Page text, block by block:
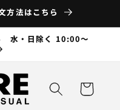
方法はこちら
水・日除く 10:00～
ー